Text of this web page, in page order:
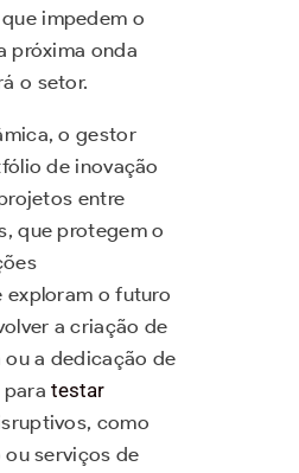
impedem o
próxima onda
o setor.
o gestor
de inovação
entre
que protegem o
exploram o futuro
a criação de
ou a dedicação de
paratestar
como
serviços de